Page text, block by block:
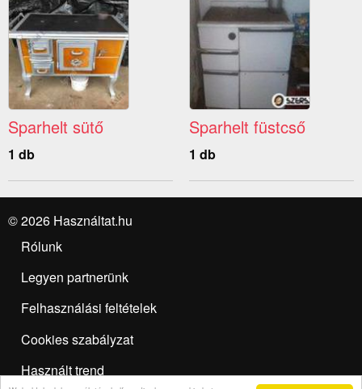
Sparhelt sütő
1 db
Sparhelt füstcső
1 db
© 2026 Használtat.hu
Rólunk
Legyen partnerünk
Felhasználási feltételek
Cookies szabályzat
Használt trend